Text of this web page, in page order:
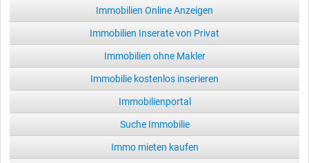
Immobilien Online Anzeigen
Immobilien Inserate von Privat
Immobilien ohne Makler
Immobilie kostenlos inserieren
Immobilienportal
Suche Immobilie
Immo mieten kaufen